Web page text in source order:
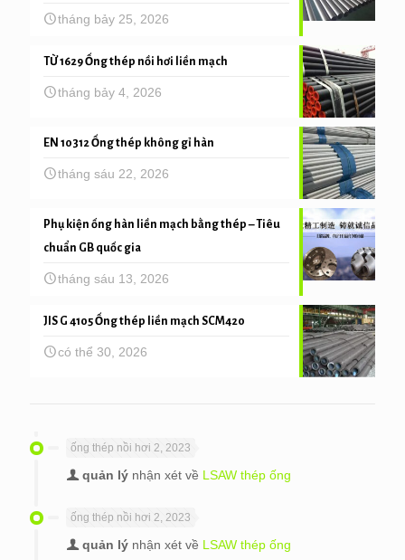
tháng bảy 25, 2026
TỪ 1629 Ống thép nồi hơi liền mạch
tháng bảy 4, 2026
EN 10312 Ống thép không gỉ hàn
tháng sáu 22, 2026
Phụ kiện ống hàn liền mạch bằng thép – Tiêu
chuẩn GB quốc gia
tháng sáu 13, 2026
JIS G 4105 Ống thép liền mạch SCM420
có thể 30, 2026
ống thép nồi hơi 2, 2023
quản lý nhận xét về LSAW thép ống
ống thép nồi hơi 2, 2023
quản lý nhận xét về LSAW thép ống